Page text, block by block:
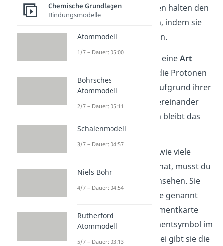
Elektronen. en halten den
men, indem sie
dieProton hen.
Sie fungieren also als eineArt
, indem sie die Protonen
daran hindern, sich aufgrund ihrer
gleichen Ladung untereinander
adurch bleibtdas
Atomstabil.
Um herauszufinden, wie viele
Neutronen ein Atom hat, musst du
ansehen. Sie
wird auch Atommasse genannt
und steht auf der Elementkarte
direkt über dem Elementsymbol im
Periodensystem. Dabei gibt sie die
Chemische Grundlagen
Bindungsmodelle
Atommodell
1/7 – Dauer: 05:00
Bohrsches
Atommodell
2/7 – Dauer: 05:11
Schalenmodell
3/7 – Dauer: 04:57
Niels Bohr
4/7 – Dauer: 04:54
Rutherford
Atommodell
5/7 – Dauer: 03:13